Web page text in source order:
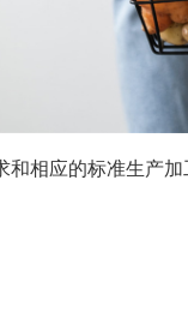
相应的标准生产